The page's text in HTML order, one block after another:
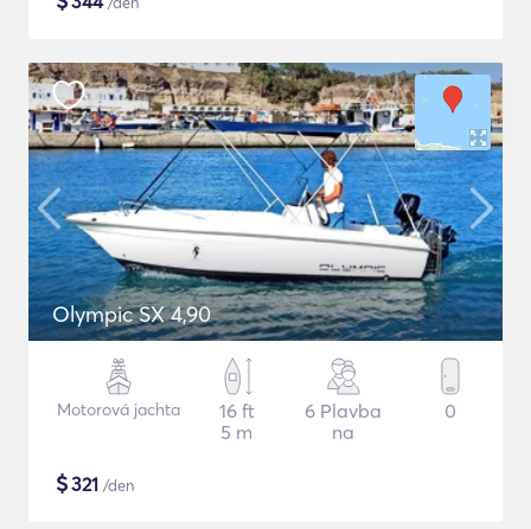
Olympic SX 4,90
Motorová jachta
16 ft
5 m
6 Plavba
na
0
$321 /den